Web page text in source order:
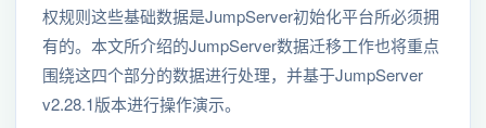
权规则这些基础数据是JumpServer初始化平台所必须拥
有的。本文所介绍的JumpServer数据迁移工作也将重点
围绕这四个部分的数据进行处理，并基于JumpServer
v2.28.1版本进行操作演示。